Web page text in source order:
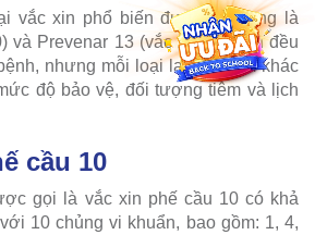
vắc xin phổ biến được sử dụng là
và Prevenar 13 (vắc xin 13). Dù đều
nhưng mỗi loại lại có điểm khác
độ bảo vệ, đối tượng tiêm và lịch
cầu 10
gọi là vắc xin phế cầu 10 có khả
10 chủng vi khuẩn, bao gồm: 1, 4,